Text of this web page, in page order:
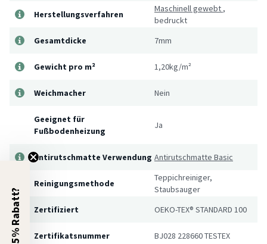
Herstellungsverfahren
Maschinell gewebt ,
bedruckt
Gesamtdicke
7mm
Gewicht pro m² 1,20kg/m²
Weichmacher Nein
Geeignet für
Fußbodenheizung
Ja
Antirutschmatte Verwendung Antirutschmatte Basic
Reinigungsmethode
Teppichreiniger,
Staubsauger
Zertifiziert
OEKO-TEX® STANDARD 100
Zertifikatsnummer BJ028 228660 TESTEX
5% Rabatt?